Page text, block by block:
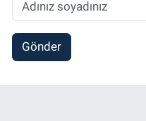
Gönder